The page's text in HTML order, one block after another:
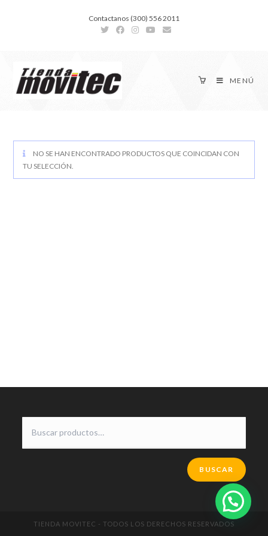
Contactanos (300) 556 2011
MENÚ
NO SE HAN ENCONTRADO PRODUCTOS QUE COINCIDAN CON
TU SELECCIÓN.
BUSCAR
TIENDA MOVITEC - TODOS LOS DERECHOS RESERVADOS